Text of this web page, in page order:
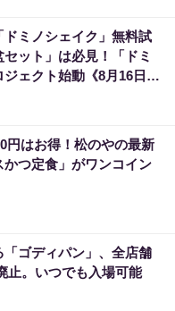
ドミノシェイク」無料試
ット」は必見！「ドミ
ジェクト始動《8月16日ま
円はお得！松のやの最新
つ定食」がワンコイン
「ゴディパン」、全店舗
止。いつでも入場可能